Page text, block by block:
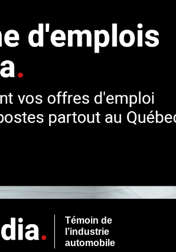
Témoin de
l’industrie
automobile